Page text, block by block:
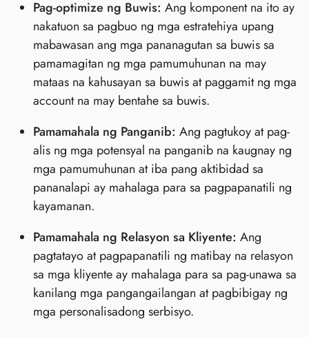
Pag-optimize ng Buwis: Ang komponent na ito ay
nakatuon sa pagbuo ng mga estratehiya upang
mabawasan ang mga pananagutan sa buwis sa
pamamagitan ng mga pamumuhunan na may
mataas na kahusayan sa buwis at paggamit ng mga
account na may bentahe sa buwis.
Pamamahala ng Panganib: Ang pagtukoy at pag-
alis ng mga potensyal na panganib na kaugnay ng
mga pamumuhunan at iba pang aktibidad sa
pananalapi ay mahalaga para sa pagpapanatili ng
kayamanan.
Pamamahala ng Relasyon sa Kliyente: Ang
pagtatayo at pagpapanatili ng matibay na relasyon
sa mga kliyente ay mahalaga para sa pag-unawa sa
kanilang mga pangangailangan at pagbibigay ng
mga personalisadong serbisyo.